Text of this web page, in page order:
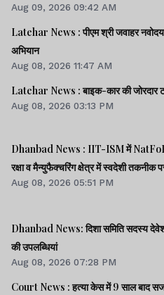
Aug 09, 2026 09:42 AM
Latehar News : पीएम श्री जवाहर नवोदय
अभियान
Aug 08, 2026 11:47 AM
Latehar News : बाइक-कार की जोरदार
Aug 08, 2026 03:13 PM
Dhanbad News : IIT-ISM में
रक्षा व मैन्युफैक्चरिंग क्षेत्र में स्वदेशी तकनीक
Aug 08, 2026 05:51 PM
Dhanbad News: दिशा समिति सदस्य देवेश
की उपलब्धियां
Aug 08, 2026 07:28 PM
Court News : हत्या केस में 9 साल बाद